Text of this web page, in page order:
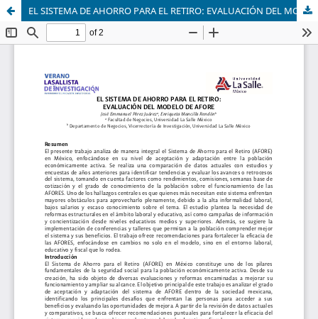
EL SISTEMA DE AHORRO PARA EL RETIRO: EVALUACIÓN DEL MODELO DE AFORE